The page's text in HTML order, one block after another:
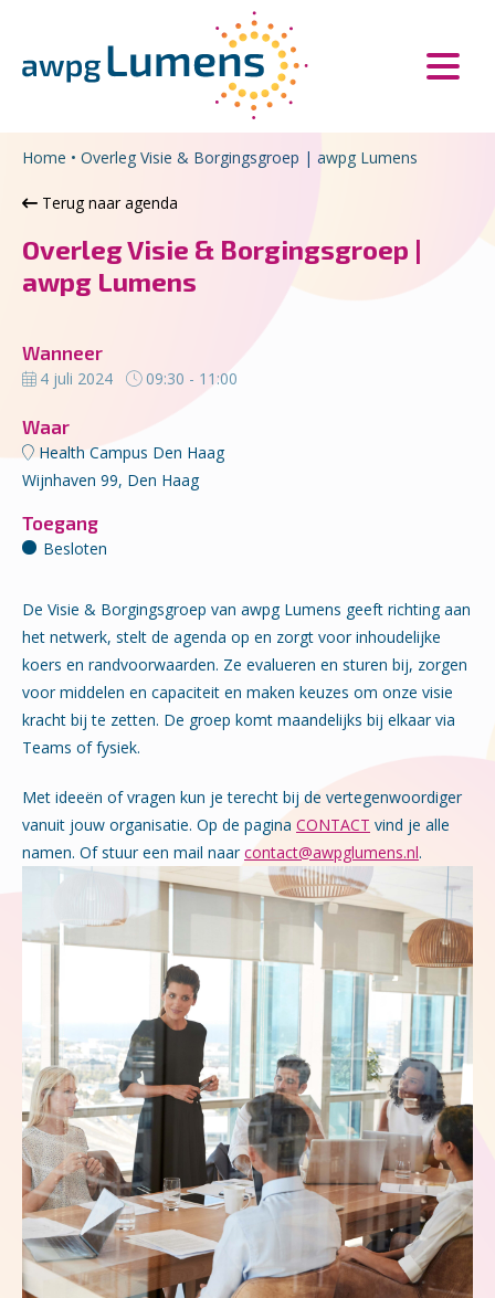
Home • Overleg Visie & Borgingsgroep | awpg Lumens
Terug naar agenda
Overleg Visie & Borgingsgroep |
awpg Lumens
Wanneer
4 juli 2024 09:30 - 11:00
Waar
Health Campus Den Haag
Wijnhaven 99, Den Haag
Toegang
Besloten
De Visie & Borgingsgroep van awpg Lumens geeft richting aan
het netwerk, stelt de agenda op en zorgt voor inhoudelijke
koers en randvoorwaarden. Ze evalueren en sturen bij, zorgen
voor middelen en capaciteit en maken keuzes om onze visie
kracht bij te zetten. De groep komt maandelijks bij elkaar via
Teams of fysiek.
Met ideeën of vragen kun je terecht bij de vertegenwoordiger
vanuit jouw organisatie. Op de pagina CONTACT vind je alle
namen. Of stuur een mail naarcontact@awpglumens.nl.